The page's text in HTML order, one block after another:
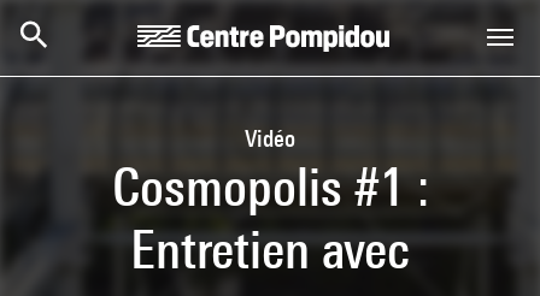
Vidéo
Cosmopolis #1 :
Entretien avec